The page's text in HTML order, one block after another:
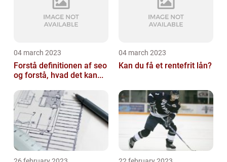
04 march 2023
Forstå definitionen af seo
og forstå, hvad det kan...
04 march 2023
Kan du få et rentefrit lån?